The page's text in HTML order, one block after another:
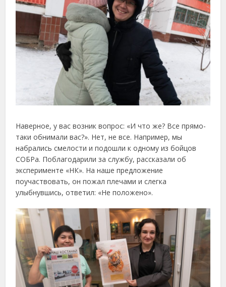
Наверное, у вас возник вопрос: «И что же? Все прямо-
таки обнимали вас?». Нет, не все. Например, мы
набрались смелости и подошли к одному из бойцов
СОБРа. Поблагодарили за службу, рассказали об
эксперименте «НК». На наше предложение
поучаствовать, он пожал плечами и слегка
улыбнувшись, ответил: «Не положено».